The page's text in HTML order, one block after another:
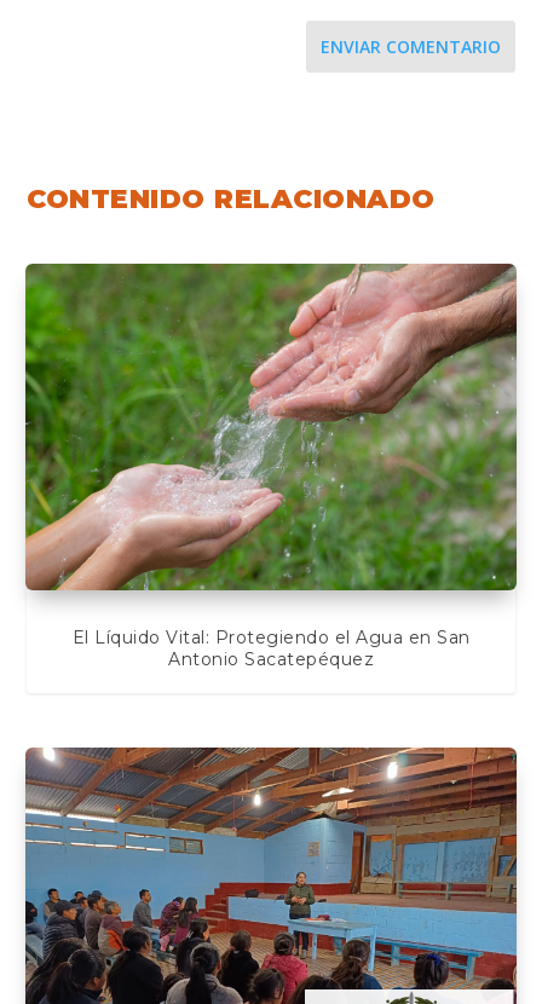
ENVIAR COMENTARIO
CONTENIDO RELACIONADO
El Líquido Vital: Protegiendo el Agua en San
Antonio Sacatepéquez